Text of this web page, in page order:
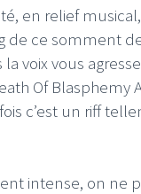
en relief
ce somment
voix vous
Of
c’est un riff
intense, on ne